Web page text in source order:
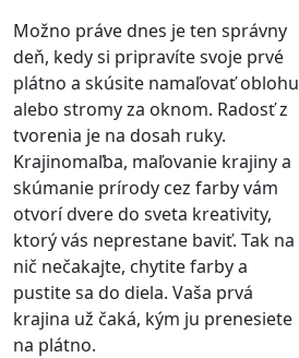
Možno práve dnes je ten správny
deň, kedy si pripravíte svoje prvé
plátno a skúsite namaľovať oblohu
alebo stromy za oknom. Radosť z
tvorenia je na dosah ruky.
Krajinomaľba, maľovanie krajiny a
skúmanie prírody cez farby vám
otvorí dvere do sveta kreativity,
ktorý vás neprestane baviť. Tak na
nič nečakajte, chytite farby a
pustite sa do diela. Vaša prvá
krajina už čaká, kým ju prenesiete
na plátno.